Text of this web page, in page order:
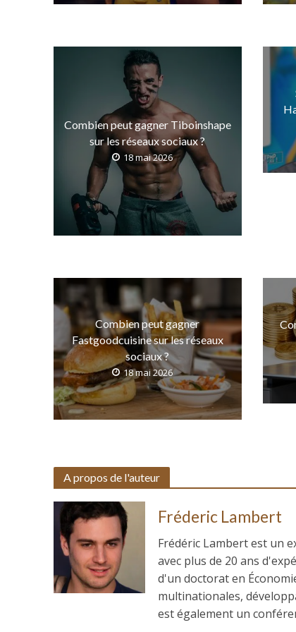
Combien peut gagner Tiboinshape
sur les réseaux sociaux ?
18 mai 2026
Combien peut gagner
Fastgoodcuisine sur les réseaux
sociaux ?
18 mai 2026
A propos de l'auteur
Fréderic Lambert
Frédéric Lambert est un
avec plus de 20 ans
d'un doctorat en
multinationales,
est également un